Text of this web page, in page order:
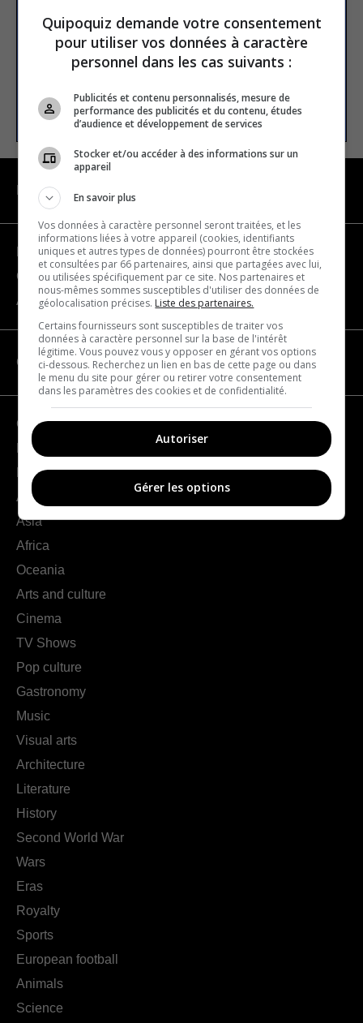
Email address
SUBSCRIBE
NAVIGATION
Become a partner
Contact us
About us
CATEGORIES
Geography
France
Europe
Americas
Asia
Africa
Oceania
Arts and culture
Cinema
TV Shows
Pop culture
Gastronomy
Music
Visual arts
Architecture
Literature
History
Second World War
Wars
Eras
Royalty
Sports
European football
Animals
Science
Quipoquiz demande votre consentement
pour utiliser vos données à caractère
personnel dans les cas suivants :
Publicités et contenu personnalisés, mesure de
performance des publicités et du contenu, études
d’audience et développement de services
Stocker et/ou accéder à des informations sur un
appareil
En savoir plus
Vos données à caractère personnel seront traitées, et les
informations liées à votre appareil (cookies, identifiants
uniques et autres types de données) pourront être stockées
et consultées par 66 partenaires, ainsi que partagées avec lui,
ou utilisées spécifiquement par ce site. Nos partenaires et
nous-mêmes sommes susceptibles d'utiliser des données de
géolocalisation précises. Liste des partenaires.
Certains fournisseurs sont susceptibles de traiter vos
données à caractère personnel sur la base de l'intérêt
légitime. Vous pouvez vous y opposer en gérant vos options
ci-dessous. Recherchez un lien en bas de cette page ou dans
le menu du site pour gérer ou retirer votre consentement
dans les paramètres des cookies et de confidentialité.
Autoriser
Gérer les options